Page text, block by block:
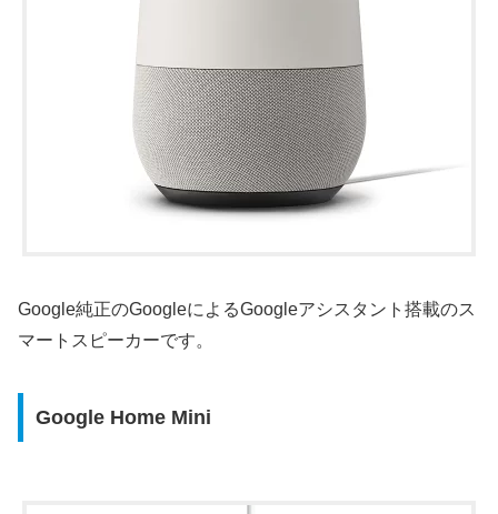
Google純正のGoogleによるGoogleアシスタント搭載のス
マートスピーカーです。
Google Home Mini